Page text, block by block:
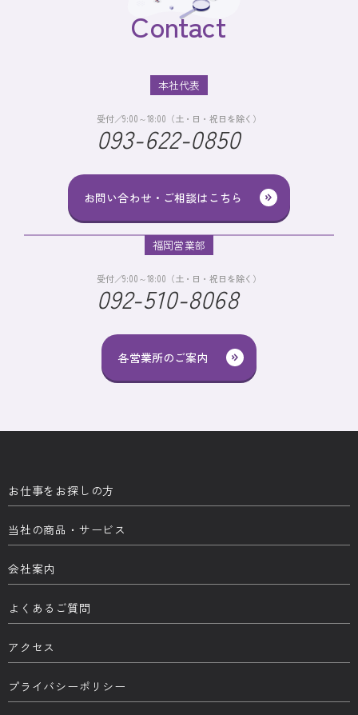
Contact
お問い合わせ・ご相談はこちら
本社代表
受付／9:00～18:00（土・日・祝日を除く）
093-622-0850
各営業所のご案内
福岡営業部
受付／9:00～18:00（土・日・祝日を除く）
092-510-8068
お仕事をお探しの方
当社の商品・サービス
会社案内
よくあるご質問
アクセス
プライバシーポリシー